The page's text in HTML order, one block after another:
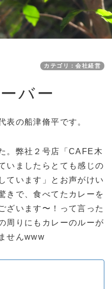
カテゴリ：会社経営
バー
表の船津脩平です。
。弊社２号店「CAFE木
いましたらとても感じの
ています」とお声がけい
きで、食べてたカレーを
ざいます〜！って言った
周りにもカレーのルーが
せんwww